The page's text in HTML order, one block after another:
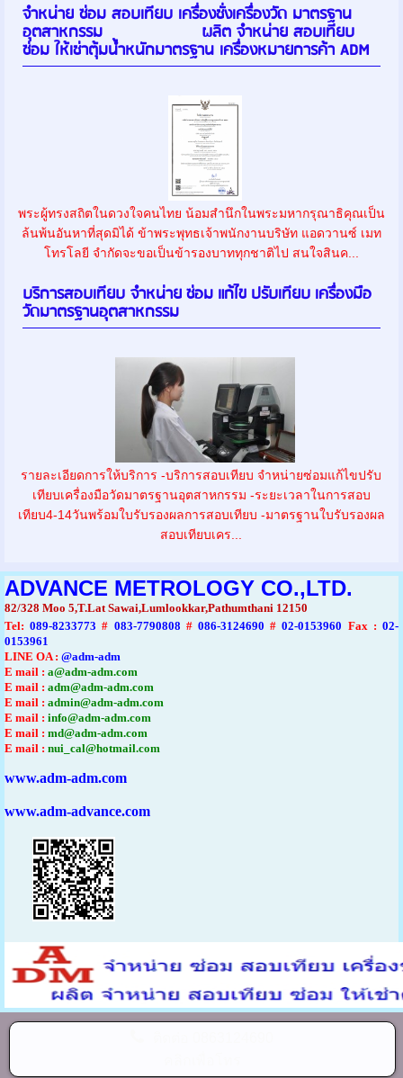
จำหน่าย ซ่อม สอบเทียบ เครื่องชั่งเครื่องวัด มาตรฐาน
อุตสาหกรรม ผลิต จำหน่าย สอบเทียบ
ซ่อม ให้เช่าตุ้มน้ำหนักมาตรฐาน เครื่องหมายการค้า ADM
พระผู้ทรงสถิตในดวงใจคนไทย น้อมสำนึกในพระมหากรุณาธิคุณเป็น
ล้นพ้นอันหาที่สุดมิได้ ข้าพระพุทธเจ้าพนักงานบริษัท แอดวานซ์ เมท
โทรโลยี จำกัดจะขอเป็นข้ารองบาททุกชาติไป สนใจสินค...
บริการสอบเทียบ จำหน่าย ซ่อม แก้ไข ปรับเทียบ เครื่องมือ
วัดมาตรฐานอุตสาหกรรม
รายละเอียดการให้บริการ -บริการสอบเทียบ จำหน่ายซ่อมแก้ไขปรับ
เทียบเครื่องมือวัดมาตรฐานอุตสาหกรรม -ระยะเวลาในการสอบ
เทียบ4-14วันพร้อมใบรับรองผลการสอบเทียบ -มาตรฐานใบรับรองผล
สอบเทียบเคร...
ADVANCE METROLOGY CO.,LTD.
82/328 Moo 5,T.Lat Sawai,Lumlookkar,Pathumthani 12150
Tel: 089-8233773 # 083-7790808 #086-3124690 #02-0153960 Fax :02-
0153961
LINE OA : @adm-adm
E mail : a@adm-adm.com
E mail : adm@adm-adm.com
E mail : admin@adm-adm.com
E mail : info@adm-adm.com
E mail : md@adm-adm.com
E mail : nui_cal@hotmail.com
www.adm-adm.com
www.adm-advance.com